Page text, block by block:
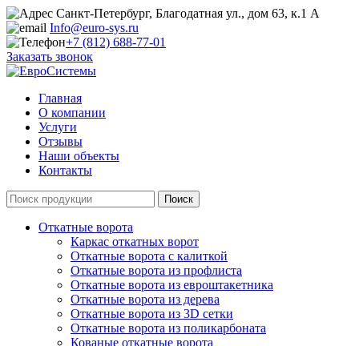
Санкт-Петербург, Благодатная ул., дом 63, к.1 А
Info@euro-sys.ru
+7 (812) 688-77-01
Заказать звонок
Главная
О компании
Услуги
Отзывы
Наши объекты
Контакты
Откатные ворота
Каркас откатных ворот
Откатные ворота с калиткой
Откатные ворота из профлиста
Откатные ворота из евроштакетника
Откатные ворота из дерева
Откатные ворота из 3D сетки
Откатные ворота из поликарбоната
Кованые откатные ворота